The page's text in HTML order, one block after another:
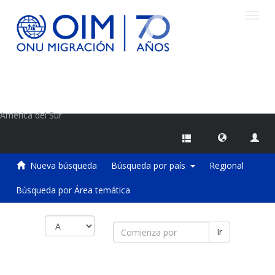
América del Sur
Nueva búsqueda Búsqueda por país Regional
Búsqueda por Área temática
Ir